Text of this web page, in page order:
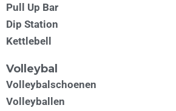
Pull Up Bar
Dip Station
Kettlebell
Volleybal
Volleybalschoenen
Volleyballen